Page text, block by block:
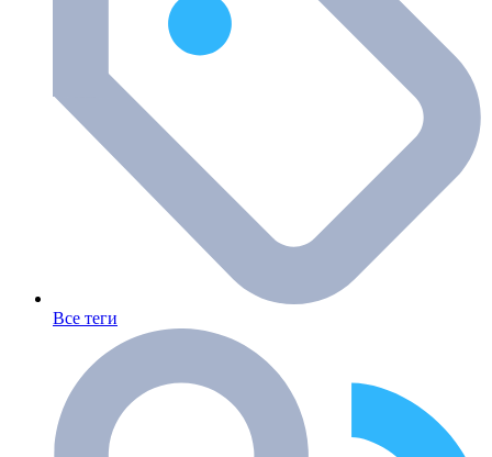
Все теги